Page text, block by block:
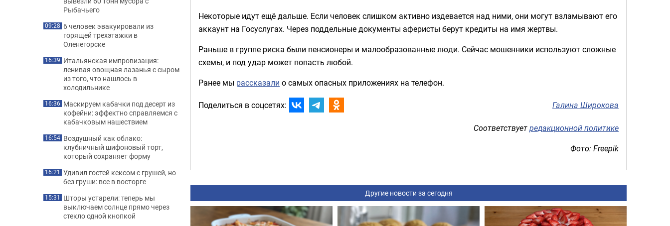
Некоторые идут ещё дальше. Если человек слишком активно издевается над ними, они могут взламывают его
аккаунт на Госуслугах. Через поддельные документы аферисты берут кредиты на имя жертвы.
Раньше в группе риска были пенсионеры и малообразованные люди. Сейчас мошенники используют сложные
схемы, и под удар может попасть любой.
Ранее мы рассказали о самых опасных приложениях на телефон.
Поделиться в соцсетях: Галина Широкова
Соответствуетредакционной политике
Фото: Freepik
Другие новости за сегодня
Рыбачьего
09:28 6 человек эвакуировали из
горящей трехэтажки в
Оленегорске
16:39 Итальянская импровизация:
ленивая овощная лазанья с сыром
из того, что нашлось в
холодильнике
16:36 Маскируем кабачки под десерт из
кофейни: эффектно справляемся с
кабачковым нашествием
16:54 Воздушный как облако:
клубничный шифоновый торт,
который сохраняет форму
16:21 Удивил гостей кексом с грушей, но
без груши: все в восторге
15:31 Шторы устарели: теперь мы
выключаем солнце прямо через
стекло одной кнопкой